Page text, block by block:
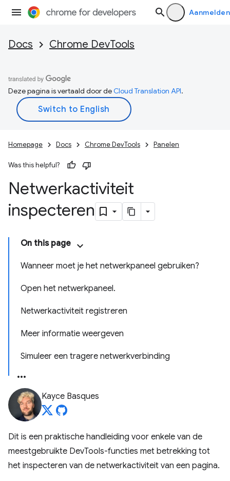
Aanmelden
Docs Chrome DevTools
Deze pagina is vertaald door deCloud Translation API.
Homepage Docs Chrome DevTools Panelen
Was this helpful?
Netwerkactiviteit
inspecteren
On this page
Wanneer moet je het netwerkpaneel gebruiken?
Open het netwerkpaneel.
Netwerkactiviteit registreren
Meer informatie weergeven
Simuleer een tragere netwerkverbinding
Kayce Basques
Dit is een praktische handleiding voor enkele van de
meestgebruikte DevTools-functies met betrekking tot
het inspecteren van de netwerkactiviteit van een pagina.